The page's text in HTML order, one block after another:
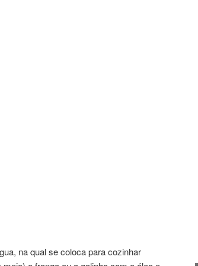
na qual se coloca para cozinhar